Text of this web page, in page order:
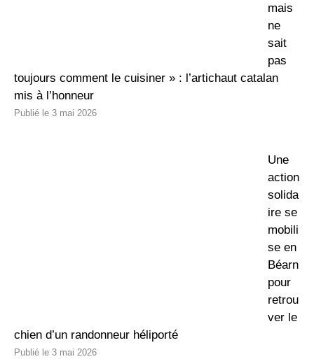
mais
ne
sait
pas
toujours comment le cuisiner » : l’artichaut catalan
mis à l’honneur
3 mai 2026
Une
action
solida
ire se
mobili
se en
Béarn
pour
retrou
ver le
chien d’un randonneur héliporté
3 mai 2026